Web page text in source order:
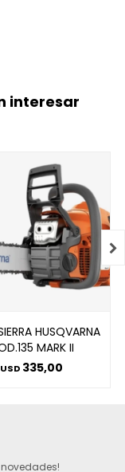
interesar
HUSQVARNA
MARK II
USD 335,00
